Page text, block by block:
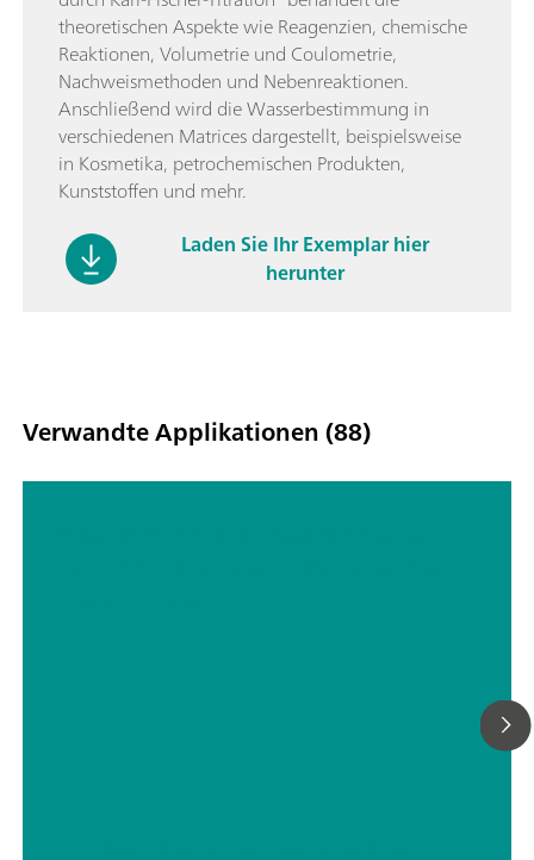
theoretischen Aspekte wie Reagenzien, chemische
Reaktionen, Volumetrie und Coulometrie,
Nachweismethoden und Nebenreaktionen.
Anschließend wird die Wasserbestimmung in
verschiedenen Matrices dargestellt, beispielsweise
in Kosmetika, petrochemischen Produkten,
Kunststoffen und mehr.
Laden Sie Ihr Exemplar hier
herunter
Verwandte Applikationen (88)